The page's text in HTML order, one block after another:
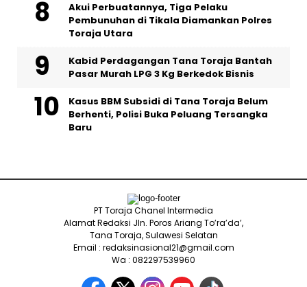
Akui Perbuatannya, Tiga Pelaku
Pembunuhan di Tikala Diamankan Polres
Toraja Utara
Kabid Perdagangan Tana Toraja Bantah
Pasar Murah LPG 3 Kg Berkedok Bisnis
Kasus BBM Subsidi di Tana Toraja Belum
Berhenti, Polisi Buka Peluang Tersangka
Baru
PT Toraja Chanel Intermedia
Alamat Redaksi Jln. Poros Ariang To’ra’da’,
Tana Toraja, Sulawesi Selatan
Email : redaksinasional21@gmail.com
Wa : 082297539960